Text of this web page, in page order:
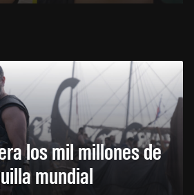
los mil millones de
mundial